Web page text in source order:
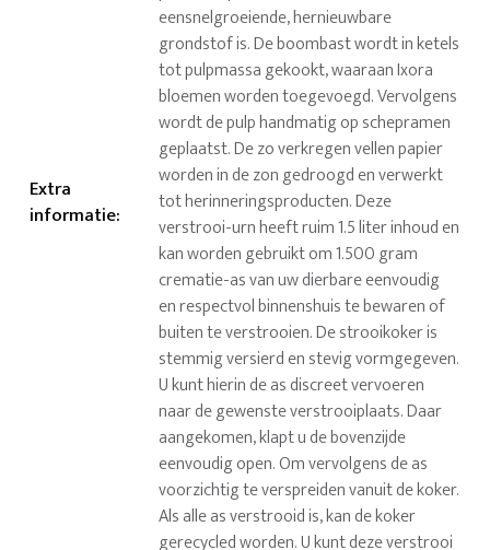
Extra
informatie:
eensnelgroeiende, hernieuwbare
grondstof is. De boombast wordt in ketels
tot pulpmassa gekookt, waaraan Ixora
bloemen worden toegevoegd. Vervolgens
wordt de pulp handmatig op schepramen
geplaatst. De zo verkregen vellen papier
worden in de zon gedroogd en verwerkt
tot herinneringsproducten. Deze
verstrooi-urn heeft ruim 1.5 liter inhoud en
kan worden gebruikt om 1.500 gram
crematie-as van uw dierbare eenvoudig
en respectvol binnenshuis te bewaren of
buiten te verstrooien. De strooikoker is
stemmig versierd en stevig vormgegeven.
U kunt hierin de as discreet vervoeren
naar de gewenste verstrooiplaats. Daar
aangekomen, klapt u de bovenzijde
eenvoudig open. Om vervolgens de as
voorzichtig te verspreiden vanuit de koker.
Als alle as verstrooid is, kan de koker
gerecycled worden. U kunt deze verstrooi